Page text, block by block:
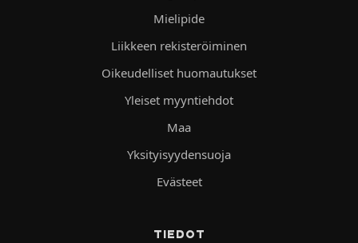
Mielipide
Liikkeen rekisteröiminen
Oikeudelliset huomautukset
Yleiset myyntiehdot
Maa
Yksityisyydensuoja
Evästeet
TIEDOT